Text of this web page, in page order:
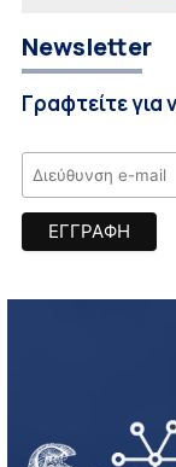
Newsletter
Γραφτείτε για